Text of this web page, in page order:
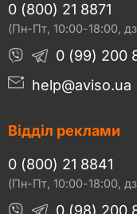
0 (800) 21 8871
(Пн-Пт, 10:00-18:00,
0 (99) 200
help@aviso.ua
Відділ реклами
0 (800) 21 8841
(Пн-Пт, 10:00-18:00,